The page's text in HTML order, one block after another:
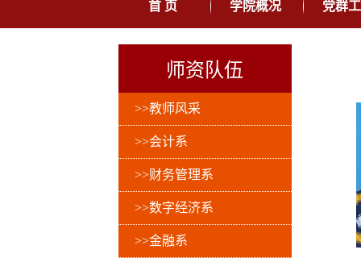
首 页 学院概况 党群
师资队伍
>>教师风采
>>会计系
>>财务管理系
>>数字经济系
>>金融系